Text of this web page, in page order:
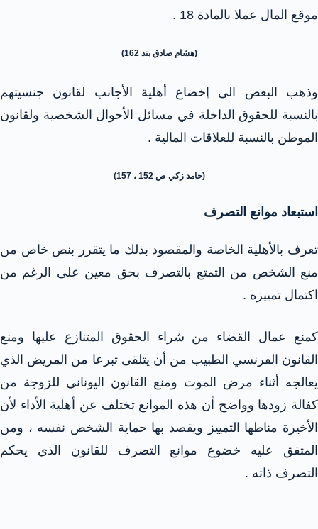
موقع المال عملا بالمادة 18 .
(هشام صادق بند 162)
وذهب البعض الى إخضاع أهلية الأجانب لقانون جنسيتهم
بالنسبة للحقوق الداخلة في مسائل الأحوال الشخصية ولقانون
الموطن بالنسبة للعلاقات المالية .
(حامد زكي ص 152 ، 157)
استبعاد موانع التصرف
تعرف بالأهلية الخاصة والمقصود بذلك ما يتقرر بنص خاص من
منع الشخص من التمتع بالتصرف بحق معين على الرغم من
اكتمال تمييزه .
كمنع عمال القضاء من شراء الحقوق المتنازع عليها ومنع
القانون الفرنسي الطبيب من أن يتلقى تبرعا من المريض الذي
يعالجه أثناء مرض الموت ومنع القانون اليوناني للزوجة من
كفالة زودها وواضح أن هذه الموانع تختلف عن أهلية الأداء لأن
الأخيرة مناطها التمييز ويقصد بها حماية الشخص نفسه ، ومن
المتفق عليه خضوع موانع التصرف للقانون الذي يحكم
التصرف ذاته .